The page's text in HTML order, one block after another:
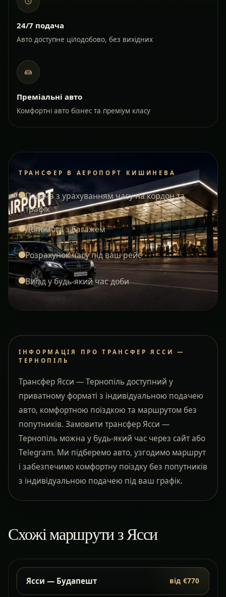
24/7 подача
Авто доступне цілодобово, без вихідних
Преміальні авто
Комфортні авто бізнес та преміум класу
ТРАНСФЕР В АЕРОПОРТ КИШИНЕВА
Подача з урахуванням часу на кордон та
трафік
Допомога з багажем
Розрахунок часу під ваш рейс
Виїзд у будь-який час доби
ІНФОРМАЦІЯ ПРО ТРАНСФЕР ЯССИ —
ТЕРНОПІЛЬ
Трансфер Ясси — Тернопіль доступний у
приватному форматі з індивідуальною подачею
авто, комфортною поїздкою та маршрутом без
попутників. Замовити трансфер Ясси —
Тернопіль можна у будь-який час через сайт або
Telegram. Ми підберемо авто, узгодимо маршрут
і забезпечимо комфортну поїздку без попутників
з індивідуальною подачею під ваш графік.
Схожі маршрути з Ясси
Ясси — Будапешт від €770